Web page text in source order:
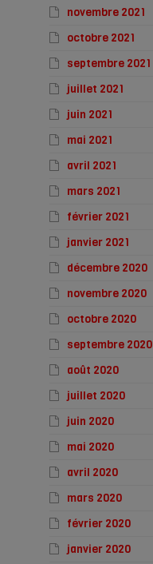
novembre 2021
octobre 2021
septembre 2021
juillet 2021
juin 2021
mai 2021
avril 2021
mars 2021
février 2021
janvier 2021
décembre 2020
novembre 2020
octobre 2020
septembre 2020
août 2020
juillet 2020
juin 2020
mai 2020
avril 2020
mars 2020
février 2020
janvier 2020